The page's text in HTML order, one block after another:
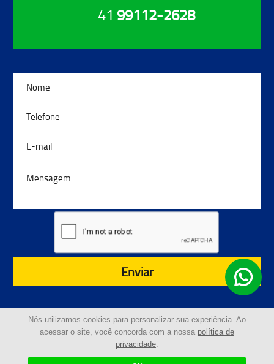
Nós utilizamos cookies para personalizar sua experiência. Ao
acessar o site, você concorda com a nossa política de
privacidade.
41 99112-2628
Enviar
© 2024 - Guinchos Costeira | Todos os Direitos
Reservados